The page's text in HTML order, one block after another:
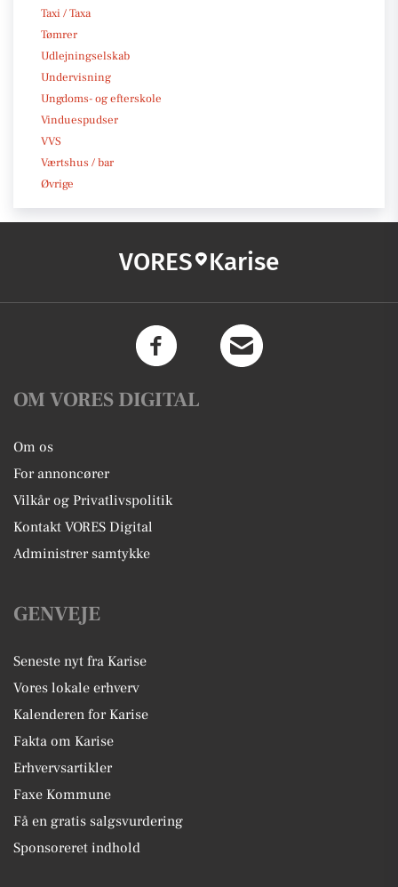
Taxi / Taxa
Tømrer
Udlejningselskab
Undervisning
Ungdoms- og efterskole
Vinduespudser
VVS
Værtshus / bar
Øvrige
VORES Karise
OM VORES DIGITAL
Om os
For annoncører
Vilkår og Privatlivspolitik
Kontakt VORES Digital
Administrer samtykke
GENVEJE
Seneste nyt fra Karise
Vores lokale erhverv
Kalenderen for Karise
Fakta om Karise
Erhvervsartikler
Faxe Kommune
Få en gratis salgsvurdering
Sponsoreret indhold